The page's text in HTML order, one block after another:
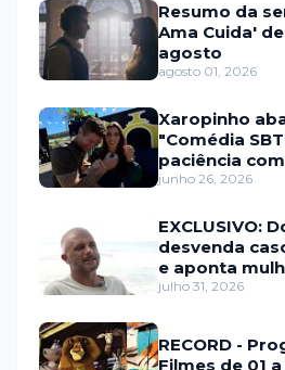
Resumo da
Ama Cuida'
agosto
agosto 01, 2026
Xaropinho
"Comédia
paciência
junho 26, 2026
EXCLUSIVO:
desvenda
e aponta
fraude
julho 31, 2026
RECORD -
Filmes de 01